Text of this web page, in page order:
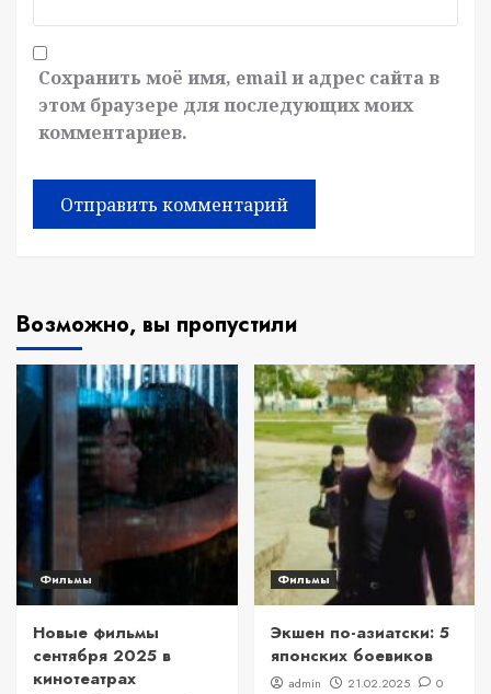
Сохранить моё имя, email и адрес сайта в
этом браузере для последующих моих
комментариев.
Возможно, вы пропустили
Фильмы
Новые фильмы
сентября 2025 в
кинотеатрах
Фильмы
Экшен по-азиатски: 5
японских боевиков
admin 21.02.2025 0